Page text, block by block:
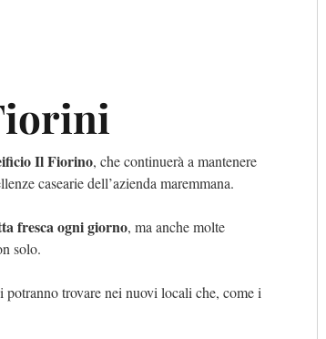
Il Fiorino, che continuerà a mantenere
casearie dell’azienda maremmana.
fresca ogni giorno, ma anche molte
solo.
trovare nei nuovi locali che, come i